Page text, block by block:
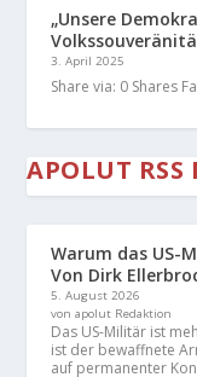
„Unsere
3. April 2025
Share via: 0 Shares
APOLUT RSS
Warum das US-
Von Dirk
5. August 2026
von apolut Redaktion
Das US-Militär ist
ist der bewaffnete
auf permanenter